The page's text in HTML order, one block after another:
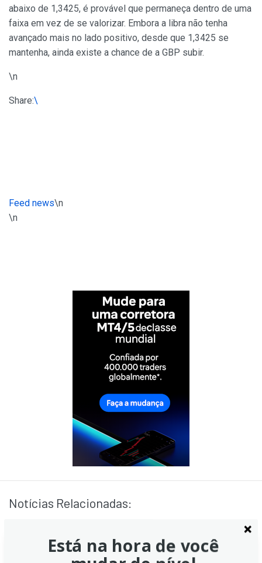
abaixo de 1,3425, é provável que permaneça dentro de uma
faixa em vez de se valorizar. Embora a libra não tenha
avançado mais no lado positivo, desde que 1,3425 se
mantenha, ainda existe a chance de a GBP subir.
\n
Share:\
Feed news\n
\n
Notícias Relacionadas:
Está na hora de você